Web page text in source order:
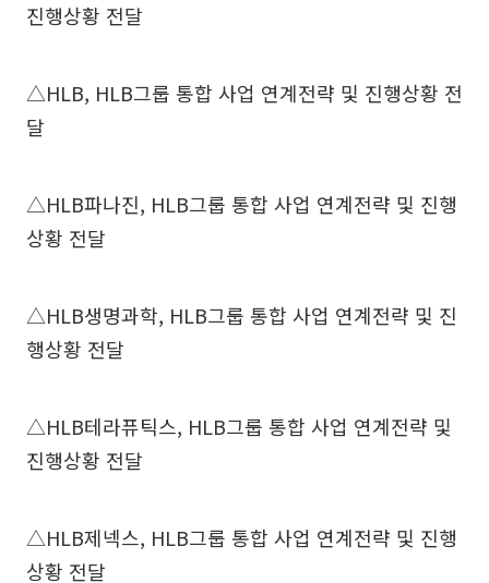
진행상황 전달
△HLB, HLB그룹 통합 사업 연계전략 및 진행상황 전
달
△HLB파나진, HLB그룹 통합 사업 연계전략 및 진행
상황 전달
△HLB생명과학, HLB그룹 통합 사업 연계전략 및 진
행상황 전달
△HLB테라퓨틱스, HLB그룹 통합 사업 연계전략 및
진행상황 전달
△HLB제넥스, HLB그룹 통합 사업 연계전략 및 진행
상황 전달